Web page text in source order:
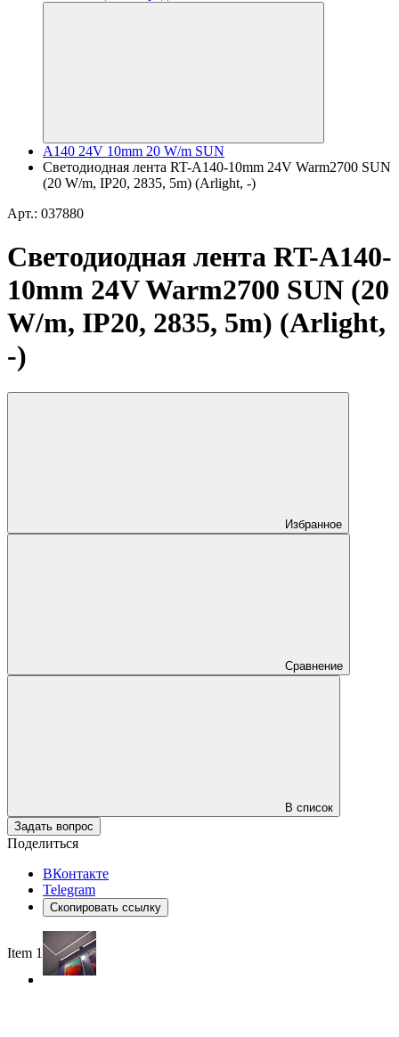
A140 24V 10mm 20 W/m SUN
Светодиодная лента RT-A140-10mm 24V Warm2700 SUN
(20 W/m, IP20, 2835, 5m) (Arlight, -)
Арт.: 037880
Светодиодная лента RT-A140-
10mm 24V Warm2700 SUN (20
W/m, IP20, 2835, 5m) (Arlight,
-)
Избранное
Сравнение
В список
Задать вопрос
Поделиться
ВКонтакте
Telegram
Скопировать ссылку
Item 1 of 3